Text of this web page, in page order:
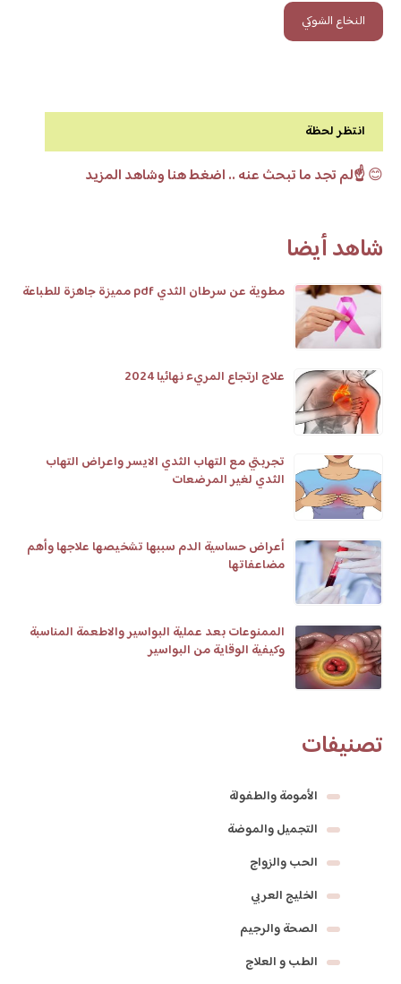
النخاع الشوكي
انتظر لحظة
😊☝️لم تجد ما تبحث عنه .. اضغط هنا وشاهد المزيد
شاهد أيضا
مطوية عن سرطان الثدي pdf مميزة جاهزة للطباعة
علاج ارتجاع المريء نهائيا 2024
تجربتي مع التهاب الثدي الايسر واعراض التهاب
الثدي لغير المرضعات
أعراض حساسية الدم سببها تشخيصها علاجها وأهم
مضاعفاتها
الممنوعات بعد عملية البواسير والاطعمة المناسبة
وكيفية الوقاية من البواسير
تصنيفات
الأمومة والطفولة
التجميل والموضة
الحب والزواج
الخليج العربي
الصحة والرجيم
الطب و العلاج